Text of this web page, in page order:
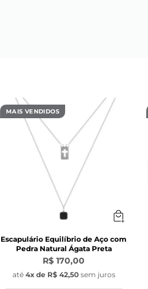
espessura
mm de diâmetro fixas
pequena variação no
MAIS VENDIDOS
Escapulário Equilíbrio de Aço com
Pedra Natural Ágata Preta
R$ 170,00
até 4x de R$ 42,50 sem juros